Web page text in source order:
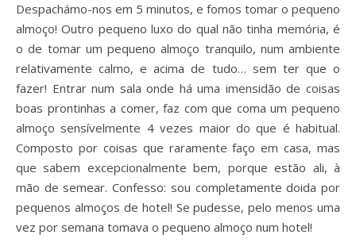
Despachámo-nos em 5 minutos, e fomos tomar o pequeno
almoço! Outro pequeno luxo do qual não tinha memória, é
o de tomar um pequeno almoço tranquilo, num ambiente
relativamente calmo, e acima de tudo… sem ter que o
fazer! Entrar num sala onde há uma imensidão de coisas
boas prontinhas a comer, faz com que coma um pequeno
almoço sensívelmente 4 vezes maior do que é habitual.
Composto por coisas que raramente faço em casa, mas
que sabem excepcionalmente bem, porque estão ali, à
mão de semear. Confesso: sou completamente doida por
pequenos almoços de hotel! Se pudesse, pelo menos uma
vez por semana tomava o pequeno almoço num hotel!